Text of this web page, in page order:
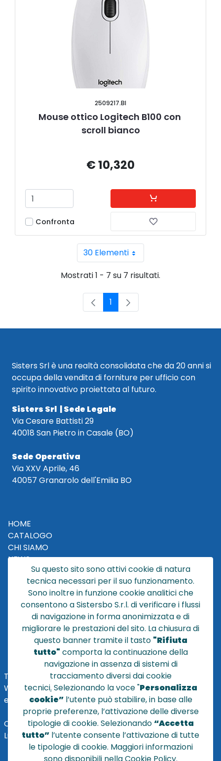
2509217.BI
Mouse ottico Logitech B100 con
scroll bianco
€ 10,320
Confronta
30 ElementiPer pagina
Mostrati 1 - 7 su 7 risultati.
Pagina
1
Sisters Srl è una realtà consolidata che da 20 anni si
occupa della vendita di forniture per ufficio con
spirito innovativo proiettata al futuro.
Sisters Srl | Sede Legale
Via Cesare Battisti 29
40018 San Pietro in Casale (BO)
Sede Operativa
Via XXV Aprile, 46
40057 Granarolo dell'Emilia BO
HOME
CATALOGO
CHI SIAMO
NEWS
CONTATTACI
CONDIZIONI DI VENDITA
POLICY PRIVACY
NOTE LEGALI
Cookie
TEL
+39 051 320210
WHATSAPP: +39345 7201724
eMai
vendite@sistersbo.it
Orari Uffici:
Lun - Ven: 08:30 - 18:00
Su questo sito sono attivi cookie di natura
tecnica necessari per il suo funzionamento.
Sono inoltre in funzione cookie analitici che
consentono a Sistersbo S.r.l. di verificare i flussi
di navigazione in forma anonimizzata e di
migliorare le prestazioni del sito. La chiusura di
questo banner tramite il tasto "Rifiuta
tutto" comporta la continuazione della
navigazione in assenza di sistemi di
tracciamento diversi dai cookie
tecnici. Selezionando la voce "Personalizza
cookie”l’utente può stabilire, in base alle
proprie preferenze, l’attivazione delle diverse
tipologie di cookie. Selezionando “Accetta
tutto” l’utente consente l’attivazione di tutte
le tipologie di cookie. Maggiori informazioni